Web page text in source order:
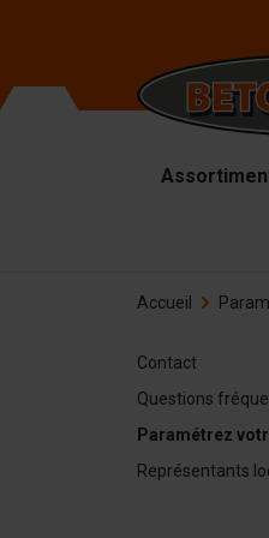
Pack de
Formliners
Dalle en
Accueil
Contact
Questions
Paramétrez
Représentants